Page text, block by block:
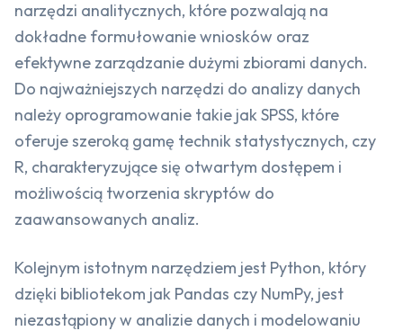
narzędzi analitycznych, które pozwalają na
dokładne formułowanie wniosków oraz
efektywne zarządzanie dużymi zbiorami danych.
Do najważniejszych narzędzi do analizy danych
należy oprogramowanie takie jak SPSS, które
oferuje szeroką gamę technik statystycznych, czy
R, charakteryzujące się otwartym dostępem i
możliwością tworzenia skryptów do
zaawansowanych analiz.
Kolejnym istotnym narzędziem jest Python, który
dzięki bibliotekom jak Pandas czy NumPy, jest
niezastąpiony w analizie danych i modelowaniu